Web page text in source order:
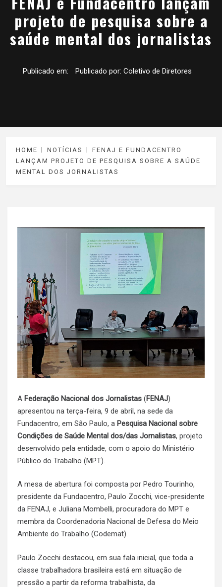
projeto de pesquisa sobre a
saúde mental dos jornalistas
Publicado em: Publicado por: Coletivo de Diretores
HOME NOTÍCIAS
FENAJ E FUNDACENTRO
LANÇAM PROJETO DE PESQUISA SOBRE A SAÚDE
MENTAL DOS JORNALISTAS
A Federação Nacional dos Jornalistas (FENAJ)
apresentou na terça-feira, 9 de abril, na sede da
Fundacentro, em São Paulo, a Pesquisa Nacional sobre
Condições de Saúde Mental dos/das Jornalistas, projeto
desenvolvido pela entidade, com o apoio do Ministério
Público do Trabalho (MPT).
A mesa de abertura foi composta por Pedro Tourinho,
presidente da Fundacentro, Paulo Zocchi, vice-presidente
da FENAJ, e Juliana Mombelli, procuradora do MPT e
membra da Coordenadoria Nacional de Defesa do Meio
Ambiente do Trabalho (Codemat).
Paulo Zocchi destacou, em sua fala inicial, que toda a
classe trabalhadora brasileira está em situação de
pressão a partir da reforma trabalhista, da